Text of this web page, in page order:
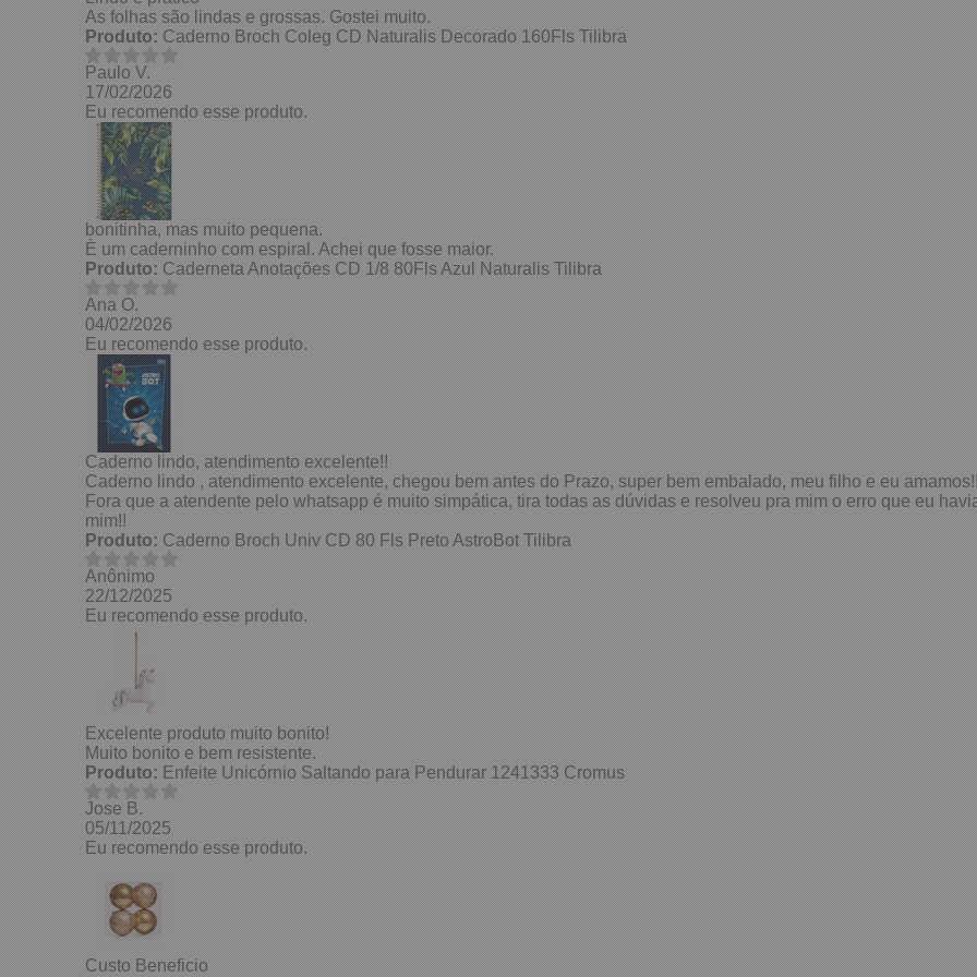
As folhas são lindas e grossas. Gostei muito.
Produto:Caderno Broch Coleg CD Naturalis Decorado 160Fls Tilibra
Paulo V.
17/02/2026
Eu recomendo esse produto.
bonitinha, mas muito pequena.
È um caderninho com espiral. Achei que fosse maior.
Produto:Caderneta Anotações CD 1/8 80Fls Azul Naturalis Tilibra
Ana O.
04/02/2026
Eu recomendo esse produto.
Caderno lindo, atendimento excelente!!
Caderno lindo , atendimento excelente, chegou bem antes do Prazo, super bem embalado, meu filho e eu
Fora que a atendente pelo whatsapp é muito simpática, tira todas as dúvidas e resolveu pra mim o erro que eu
mim!!
Produto:Caderno Broch Univ CD 80 Fls Preto AstroBot Tilibra
Anônimo
22/12/2025
Eu recomendo esse produto.
Excelente produto muito bonito!
Muito bonito e bem resistente.
Produto:Enfeite Unicórnio Saltando para Pendurar 1241333 Cromus
Jose B.
05/11/2025
Eu recomendo esse produto.
Custo Beneficio